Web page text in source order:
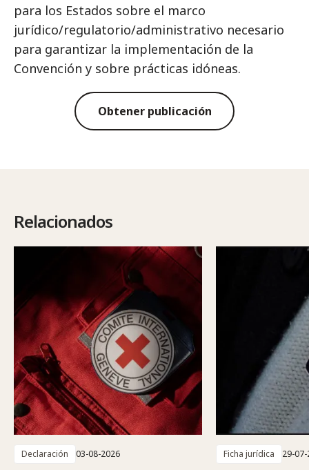
para los Estados sobre el marco
jurídico/regulatorio/administrativo necesario
para garantizar la implementación de la
Convención y sobre prácticas idóneas.
Obtener publicación
Relacionados
Declaración 03-08-2026 Ficha jurídica 29-